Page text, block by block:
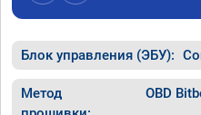
Блок управления (ЭБУ):
Метод
OBD